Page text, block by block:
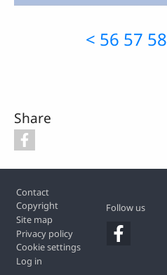
< 56 57 58
Share
Contact
Copyright
Site map
Privacy policy
Cookie settings
Log in
Follow us